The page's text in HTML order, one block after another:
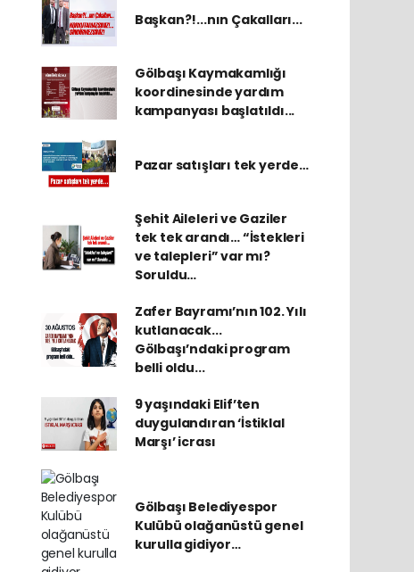
Başkan?!...nın Çakalları...
Gölbaşı Kaymakamlığı
koordinesinde yardım
kampanyası başlatıldı...
Pazar satışları tek yerde…
Şehit Aileleri ve Gaziler
tek tek arandı… “İstekleri
ve talepleri” var mı?
Soruldu…
Zafer Bayramı’nın 102. Yılı
kutlanacak...
Gölbaşı’ndaki program
belli oldu...
9 yaşındaki Elif’ten
duygulandıran ‘İstiklal
Marşı’ icrası
Gölbaşı Belediyespor
Kulübü olağanüstü genel
kurulla gidiyor…